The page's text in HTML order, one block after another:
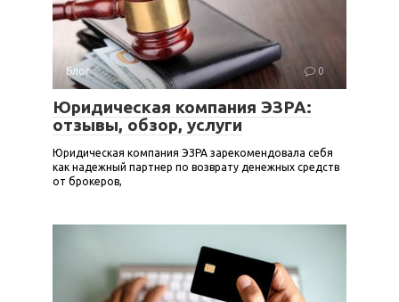
Блог 0
Юридическая компания ЭЗРА:
отзывы, обзор, услуги
Юридическая компания ЭЗРА зарекомендовала себя
как надежный партнер по возврату денежных средств
от брокеров,